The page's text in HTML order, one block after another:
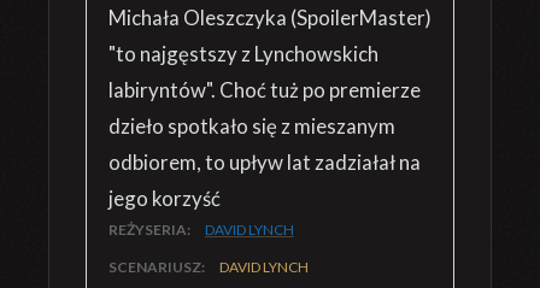
Michała Oleszczyka (SpoilerMaster)
"to najgęstszy z Lynchowskich
labiryntów". Choć tuż po premierze
dzieło spotkało się z mieszanym
odbiorem, to upływ lat zadziałał na
jego korzyść
REŻYSERIA: DAVID LYNCH
SCENARIUSZ: DAVID LYNCH